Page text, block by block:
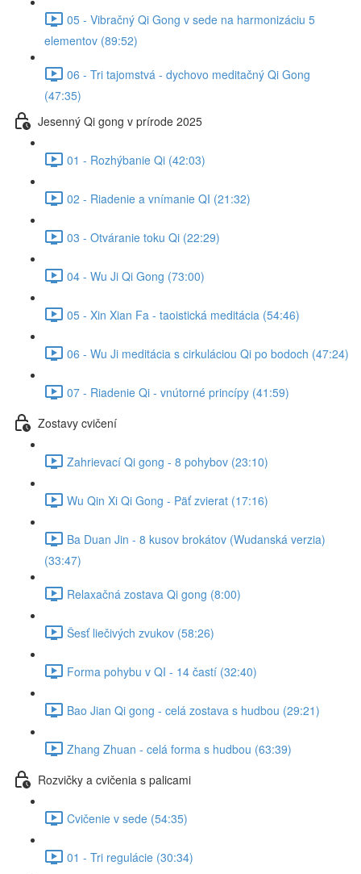
05 - Vibračný Qi Gong v sede na harmonizáciu 5
elementov (89:52)
06 - Tri tajomstvá - dychovo meditačný Qi Gong
(47:35)
Jesenný Qi gong v prírode 2025
01 - Rozhýbanie Qi (42:03)
02 - Riadenie a vnímanie QI (21:32)
03 - Otváranie toku Qi (22:29)
04 - Wu Ji Qi Gong (73:00)
05 - Xin Xian Fa - taoistická meditácia (54:46)
06 - Wu Ji meditácia s cirkuláciou Qi po bodoch (47:24)
07 - Riadenie Qi - vnútorné princípy (41:59)
Zostavy cvičení
Zahrievací Qi gong - 8 pohybov (23:10)
Wu Qin Xi Qi Gong - Päť zvierat (17:16)
Ba Duan Jin - 8 kusov brokátov (Wudanská verzia)
(33:47)
Relaxačná zostava Qi gong (8:00)
Šesť liečivých zvukov (58:26)
Forma pohybu v QI - 14 častí (32:40)
Bao Jian Qi gong - celá zostava s hudbou (29:21)
Zhang Zhuan - celá forma s hudbou (63:39)
Rozvičky a cvičenia s palicami
Cvičenie v sede (54:35)
01 - Tri regulácie (30:34)